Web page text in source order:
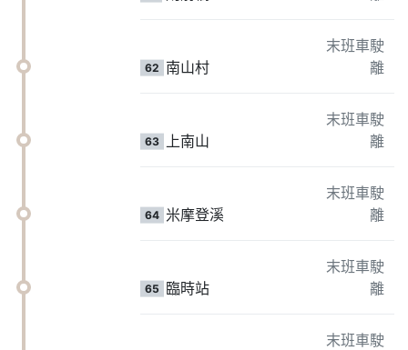
62 南山村
末班車駛
離
63 上南山
末班車駛
離
64 米摩登溪
末班車駛
離
65 臨時站
末班車駛
離
末班車駛